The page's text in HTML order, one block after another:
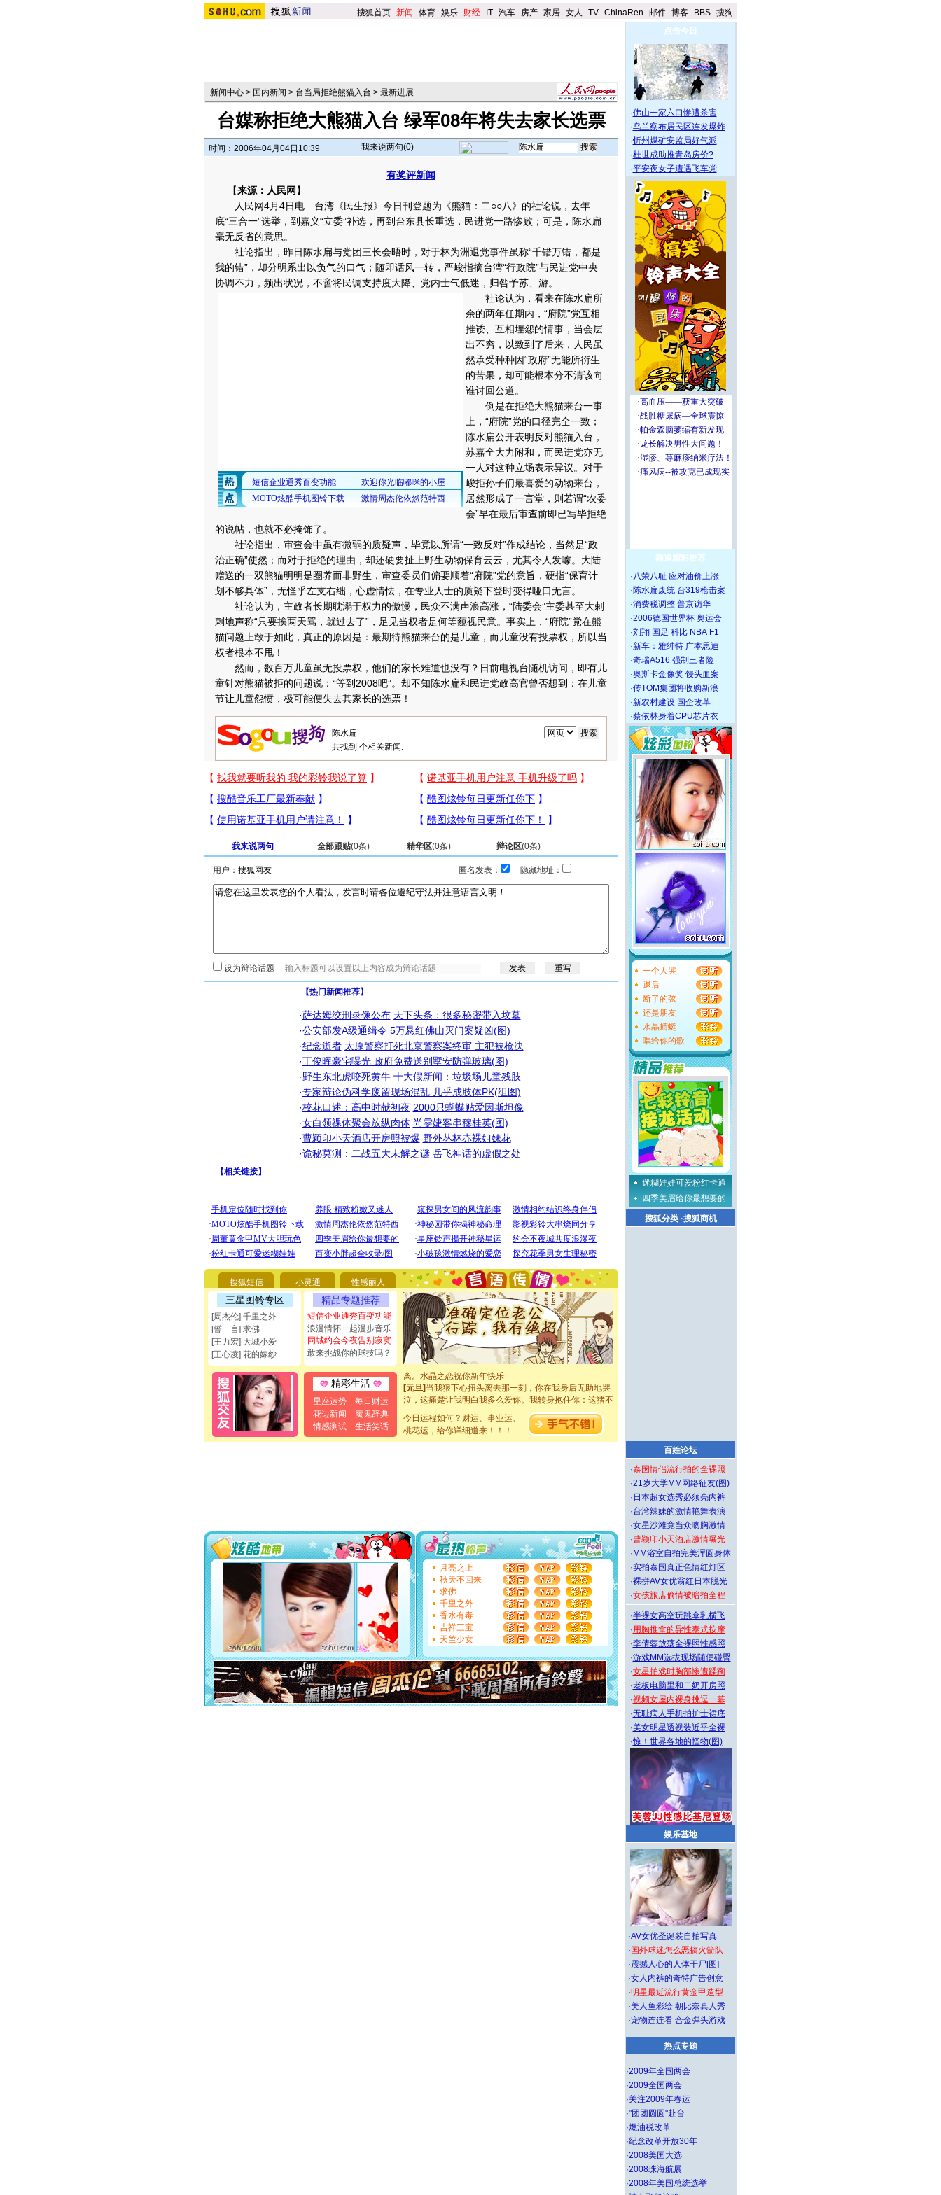
搜狐首页-新闻 -体育-娱乐- 财经- IT-汽车- 房产-家居-女人 -TV-ChinaRen -邮件-博客- BBS-搜狗
新闻中心 > 国内新闻 > 台当局拒绝熊猫入台 > 最新进展
台媒称拒绝大熊猫入台 绿军08年将失去家长选票
时间：2006年04月04日10:39 我来说两句(0)
有奖评新闻
【来源：人民网 】
人民网4月4日电 台湾《民生报》今日刊登题为《熊猫：二○○八》的社论说，去年
底“三合一”选举，到嘉义“立委”补选，再到台东县长重选，民进党一路惨败；可是，陈水扁
毫无反省的意思。
社论指出，昨日陈水扁与党团三长会晤时，对于林为洲退党事件虽称“千错万错，都是
我的错”，却分明系出以负气的口气；随即话风一转，严峻指摘台湾“行政院”与民进党中央
协调不力，频出状况，不啻将民调支持度大降、党内士气低迷，归咎予苏、游。
社论认为，看来在陈水扁所
余的两年任期内，“府院”党互相
推诿、互相埋怨的情事，当会层
出不穷，以致到了后来，人民虽
然承受种种因“政府”无能所衍生
的苦果，却可能根本分不清该向
谁讨回公道。
倒是在拒绝大熊猫来台一事
上，“府院”党的口径完全一致；
陈水扁公开表明反对熊猫入台，
苏嘉全大力附和，而民进党亦无
一人对这种立场表示异议。对于
峻拒孙子们最喜爱的动物来台，
居然形成了一言堂，则若谓“农委
会”早在最后审查前即已写毕拒绝
的说帖，也就不必掩饰了。
社论指出，审查会中虽有微弱的质疑声，毕竟以所谓“一致反对”作成结论，当然是“政
治正确”使然；而对于拒绝的理由，却还硬要扯上野生动物保育云云，尤其令人发噱。大陆
赠送的一双熊猫明明是圈养而非野生，审查委员们偏要顺着“府院”党的意旨，硬指“保育计
划不够具体”，无怪乎左支右绌，心虚情怯，在专业人士的质疑下登时变得哑口无言。
社论认为，主政者长期耽溺于权力的傲慢，民众不满声浪高涨，“陆委会”主委甚至大剌
剌地声称“只要挨两天骂，就过去了”，足见当权者是何等藐视民意。事实上，“府院”党在熊
猫问题上敢于如此，真正的原因是：最期待熊猫来台的是儿童，而儿童没有投票权，所以当
权者根本不甩！
然而，数百万儿童虽无投票权，他们的家长难道也没有？日前电视台随机访问，即有儿
童针对熊猫被拒的问题说：“等到2008吧”。却不知陈水扁和民进党政高官曾否想到：在儿童
节让儿童怨愤，极可能便失去其家长的选票！
共找到 个相关新闻.
我来说两句 全部跟贴(0条) 精华区(0条) 辩论区(0条)
用户： 匿名发表： 隐藏地址：
设为辩论话题
【热门新闻推荐】
·萨达姆绞刑录像公布 天下头条：很多秘密带入坟墓
·公安部发A级通缉令 5万悬红佛山灭门案疑凶(图)
·纪念逝者 太原警察打死北京警察案终审 主犯被枪决
·丁俊晖豪宅曝光 政府免费送别墅安防弹玻璃(图)
·野生东北虎咬死黄牛 十大假新闻：垃圾场儿童残肢
·专家辩论伪科学废留现场混乱 几乎成肢体PK(组图)
·校花口述：高中时献初夜 2000只蝴蝶贴爱因斯坦像
·女白领祼体聚会放纵肉体 尚雯婕客串穆桂英(图)
·曹颖印小天酒店开房照被爆 野外丛林赤裸姐妹花
·诡秘莫测：二战五大未解之谜 岳飞神话的虚假之处
【相关链接】
搜狐短信 小灵通 性感丽人
三星图铃专区
[周杰伦] 千里之外
[誓 言] 求佛
[王力宏] 大城小爱
[王心凌] 花的嫁纱
精品专题推荐
短信企业通秀百变功能
浪漫情怀一起漫步音乐
同城约会今夜告别寂寞
敢来挑战你的球技吗？
精彩生活
星座运势
每日财运
花边新闻
魔鬼辞典
情感测试
生活笑话
[圣诞节]圣诞节到了，想想没什么送给你的，又不打算给
你太多，只有给你五千万：千万快乐！千万要健康！千万
要平安！千万要知足！千万不要忘记我！
[圣诞节]不只这样的日子才会想起你,而是这样的日子才
都要快乐噢!
[圣诞节]奉上一颗祝福的心,在这个特别的日子里,愿幸福,
如意,快乐,鲜花,一切美好的祝愿与你同在.圣诞快乐!
[元旦]看到你我会触电；看不到你我要充电；没有你我会
断电。爱你是我职业，想你是我事业，抱你是我特长，吻
你是我专业！水晶之恋祝你新年快乐
[元旦]如果上天让我许三个愿望，一是今生今世和你在一
起；二是再生再世和你在一起；三是三生三世和你不再分
离。水晶之恋祝你新年快乐
[元旦]当我狠下心扭头离去那一刻，你在我身后无助地哭
泣，这痛楚让我明白我多么爱你。我转身抱住你：这猪不
卖了。水晶之恋祝你新年快乐。
[春节]风柔雨润好月圆，半岛铁盒伴身边，每日尽显开心
颜！冬去春来似水如烟，劳碌人生需尽欢！听一曲轻歌，
道一声平安！新年吉祥万事如愿
能正大光明地骚扰你,告诉你,圣诞要快乐!新年要快乐!天天
都要快乐噢!
[圣诞节]奉上一颗祝福的心,在这个特别的日子里,愿幸福,
如意,快乐,鲜花,一切美好的祝愿与你同在.圣诞快乐!
[元旦]
看到你我会触电；看不到你我要充电；没有你我会
断电。爱你是我职业，想你是我事业，抱你是我特长，吻
你是我专业！水晶之恋祝你新年快乐
[元旦]
如果上天让我许三个愿望，一是今生今世和你在一
起；二是再生再世和你在一起；三是三生三世和你不再分
离。水晶之恋祝你新年快乐
[元旦] 当我狠下心扭头离去那一刻，你在我身后无助地哭
泣，这痛楚让我明白我多么爱你。我转身抱住你：这猪不
卖了。水晶之恋祝你新年快乐。
[春节]风柔雨润好月圆，半岛铁盒伴身边，每日尽显开心
颜！冬去春来似水如烟，劳碌人生需尽欢！听一曲轻歌，
今日运程如何？财运、事业运、
桃花运，给你详细道来！！！
月亮之上
秋天不回来
求佛
千里之外
香水有毒
吉祥三宝
天竺少女
点击今日
·佛山一家六口惨遭杀害
·乌兰察布居民区连发爆炸
·忻州煤矿安监局好气派
·杜世成助推青岛房价?
·平安夜女子遭遇飞车党
频道精彩推荐
·八荣八耻 应对油价上涨
·陈水扁废统 台319枪击案
·消费税调整 普京访华
·2006德国世界杯 奥运会
·刘翔 国足 科比 NBA F1
·新车：雅绅特 广本思迪
·奇瑞A516 强制三者险
·奥斯卡金像奖 馒头血案
·传TOM集团将收购新浪
·新农村建设 国企改革
·蔡依林身着CPU芯片衣
一个人哭
退后
断了的弦
还是朋友
水晶蜻蜓
唱给你的歌
迷糊娃娃可爱粉红卡通
四季美眉给你最想要的
搜狐分类·搜狐商机
百姓论坛
·泰国情侣流行拍的全裸照
·21岁大学MM网络征友(图)
· 日本超女选秀必须亮内裤
·台湾辣妹的激情艳舞表演
·女星沙滩竟当众吻胸激情
·曹颖印小天酒店激情曝光
· MM浴室自拍完美浑圆身体
·实拍泰国真正色情红灯区
·裸拼AV女优翁红日本脱光
·女孩旅店偷情被暗拍全程
·半裸女高空玩跳伞乳横飞
·用胸推拿的异性泰式按摩
·李倩蓉放荡全裸照性感照
·游戏MM选拔现场随便碰臀
·女星拍戏时胸部惨遭蹂躏
·老板电脑里和二奶开房照
·视频女屋内裸身挑逗一幕
·无耻病人手机拍护士裙底
·美女明星透视装近乎全裸
·惊！世界各地的怪物(图)
娱乐基地
·AV女优圣诞装自拍写真
· 国外球迷怎么恶搞火箭队
·震撼人心的人体干尸[图]
·女人内裤的奇特广告创意
·明星最近流行黄金甲造型
·美人鱼彩绘 朝比奈真人秀
·宠物连连看 合金弹头游戏
热点专题
·2009年全国两会
·2009全国两会
·关注2009年春运
·"团团圆圆"赴台
·燃油税改革
·纪念改革开放30年
·2008美国大选
·2008珠海航展
·2008年美国总统选举